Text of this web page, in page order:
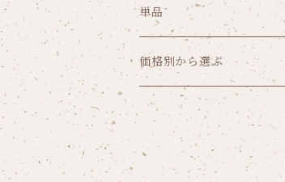
リーフパイ
ショコラ
価格から選ぶ
1,000円（税込み）未満
1,000円～1,999円（税込）
2,000円～2,999円（税込）
焼菓子から選ぶ
ガトーセック
焼菓子詰合せ
単品
ガトー
葉山のショコラ・カロ
フリアン
価格別から選ぶ
1,000円（税込み）未満
1,000円～1,999円（税込）